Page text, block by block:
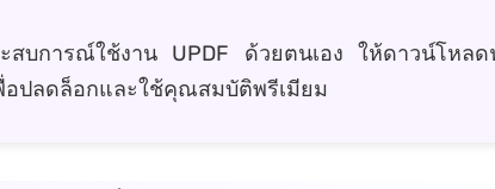
สบการณ์ใช้งาน UPDF ด้วยตนเอง ให้ดาวน์โหลด
อปลดล็อกและใช้คุณสมบัติพรีเมียม